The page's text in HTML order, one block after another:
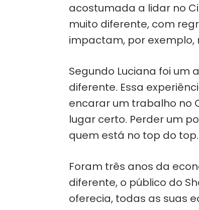
acostumada a lidar no
muito diferente, com
impactam, por
Segundo Luciana foi um
diferente. Essa
encarar um trabalho no
lugar certo. Perder um
quem está no top do top.
Foram três anos da
diferente, o público do
oferecia, todas as suas